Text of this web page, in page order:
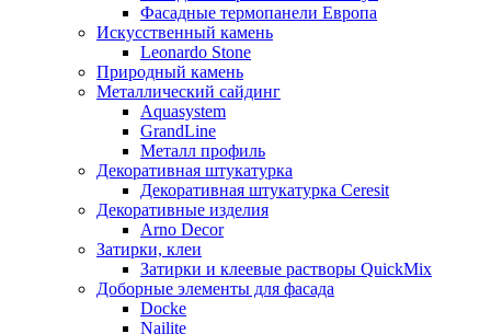
Фасадные термопанели Европа
Искусственный камень
Leonardo Stone
Природный камень
Металлический сайдинг
Aquasystem
GrandLine
Металл профиль
Декоративная штукатурка
Декоративная штукатурка Ceresit
Декоративные изделия
Arno Decor
Затирки, клеи
Затирки и клеевые растворы QuickMix
Доборные элементы для фасада
Docke
Nailite